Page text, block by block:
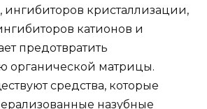
ингибиторов кристаллизации,
катионов и
предотвратить
органической матрицы.
средства, которые
назубные